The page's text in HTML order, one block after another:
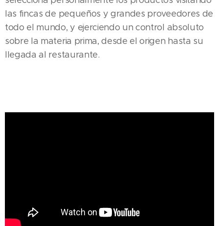
las fincas de pequeños y grandes proveedores de
todo el mundo, y ejerciendo un control absoluto
sobre la materia prima, desde el origen hasta su
llegada al restaurante.